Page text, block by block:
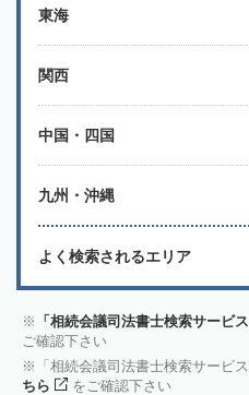
東海
関西
中国・四国
九州・沖縄
よく検索されるエリア
「相続会議司法書士検索サービ
ご確認下さい
「相続会議司法書士検索サービ
ちら
をご確認下さい